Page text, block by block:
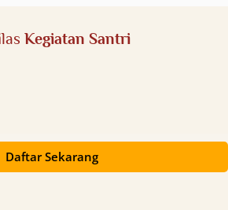
Kegiatan Santri
Daftar Sekarang